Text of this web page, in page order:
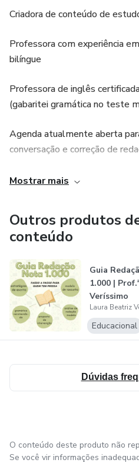
Criadora de conteúdo de
Professora com experiência
bilíngue
Professora de inglês
(gabaritei gramática no teste
Agenda atualmente aberta
conversação e correção de
Sou de SP (Zona Oeste),
exclusivas e muito mais!
Mostrar mais
Outros produtos
conteúdo
Guia
1.000 |
Veríssimo
Educacional
Dúvidas
O conteúdo deste produto não
Se você vir informações